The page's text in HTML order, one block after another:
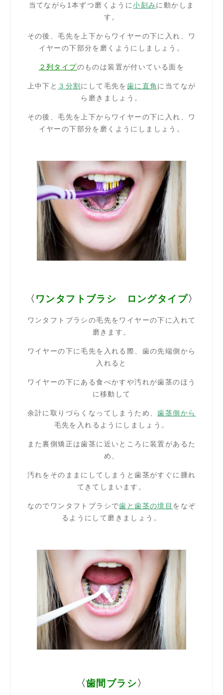
当てながら1本ずつ磨くように小刻 みに動かしま
す。
その後、毛先を上下からワイヤーの下に入れ、ワ
イヤーの下部分を磨くようにしましょう。
２列タイプのものは装置が付いている面を
上中下と ３分割 にして毛先を歯に直角 に当てなが
ら磨きましょう。
その後、毛先を上下からワイヤーの下に入れ、ワ
イヤーの下部分を磨くようにしましょう。
〈 ワンタフトブラシ ロングタイプ〉
ワンタフトブラシの毛先をワイヤーの下に入れて
磨きます。
ワイヤーの下に毛先を入れる際、歯の先端側から
入れると
ワイヤーの下にある食べかすや汚れが歯茎のほう
に移動して
余計に取りづらくなってしまうため、歯茎側から
毛先を入れるようにしましょう。
また裏側矯正は歯茎に近いところに装置があるた
め、
汚れをそのままにしてしまうと歯茎がすぐに腫れ
てきてしまいます。
なのでワンタフトブラシで歯と歯茎の境目 をなぞ
るようにして磨きましょう。
〈歯間ブラシ〉